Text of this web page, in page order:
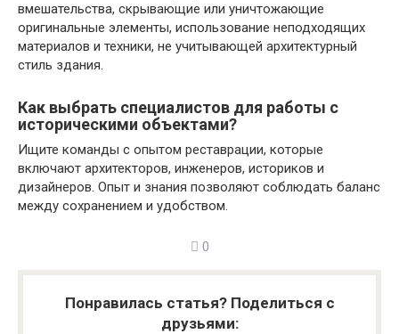
вмешательства, скрывающие или уничтожающие
оригинальные элементы, использование неподходящих
материалов и техники, не учитывающей архитектурный
стиль здания.
Как выбрать специалистов для работы с
историческими объектами?
Ищите команды с опытом реставрации, которые
включают архитекторов, инженеров, историков и
дизайнеров. Опыт и знания позволяют соблюдать баланс
между сохранением и удобством.
0
Понравилась статья? Поделиться с
друзьями: